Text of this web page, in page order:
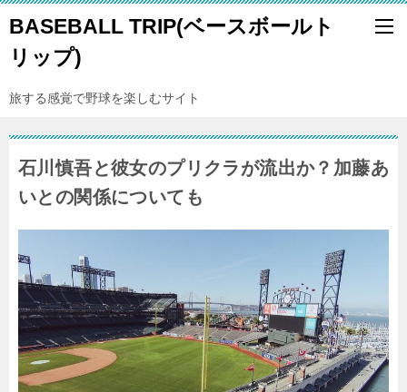
BASEBALL TRIP(ベースボールト
リップ)
旅する感覚で野球を楽しむサイト
石川慎吾と彼女のプリクラが流出か？加藤あ
いとの関係についても